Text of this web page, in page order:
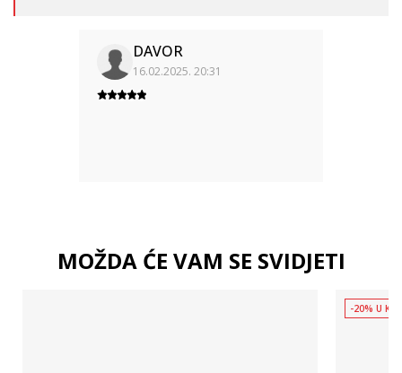
DAVOR
16.02.2025. 20:31
MOŽDA ĆE VAM SE SVIDJETI
-20% U